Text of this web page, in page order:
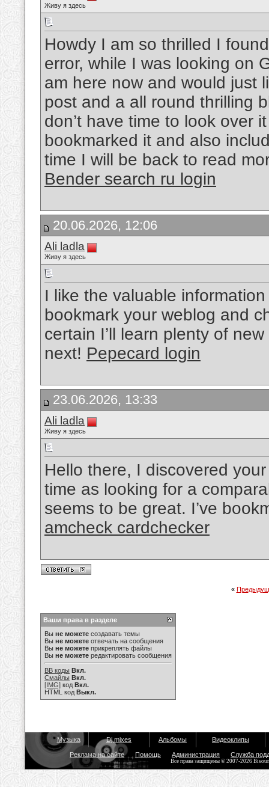
Живу я здесь
Howdy I am so thrilled I
error, while I was looking on
am here now and would just
post and a all round thrilling
don’t have time to look over
bookmarked it and also
time I will be back to read
Bender search ru login
20.06.2026, 12:06
Ali ladla
Живу я здесь
I like the valuable
bookmark your weblog and
certain I’ll learn plenty of
next! Pepecard login
23.06.2026, 13:33
Ali ladla
Живу я здесь
Hello there, I discovered
time as looking for a
seems to be great. I’ve
amcheck cardchecker
«
Ваши права в разделе
Вы не можете создавать темы
Вы не можете отвечать на сообщения
Вы не можете прикреплять файлы
Вы не можете редактировать сообщения
BB коды Вкл.
Смайлы Вкл.
[IMG] код Вкл.
HTML код Выкл.
Музыка Dj mixes Альбомы Видеоклипы
Реклама на сайте Помощь Администрация Служба
Все права защищены © 2007-2026